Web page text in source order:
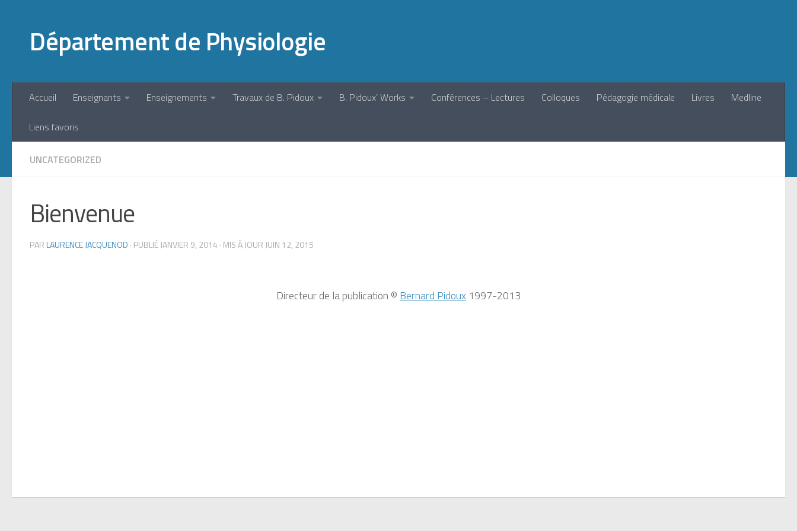
Département de Physiologie
Accueil Enseignants Enseignements Travaux de B. Pidoux B. Pidoux’ Works Conférences – Lectures Colloques Pédagogie médicale Livres Medline
Liens favoris
UNCATEGORIZED
Bienvenue
PARLAURENCE JACQUENOD · PUBLIÉJANVIER 9, 2014 · MIS À JOUR JUIN 12, 2015
Directeur de la publication © Bernard Pidoux 1997-2013